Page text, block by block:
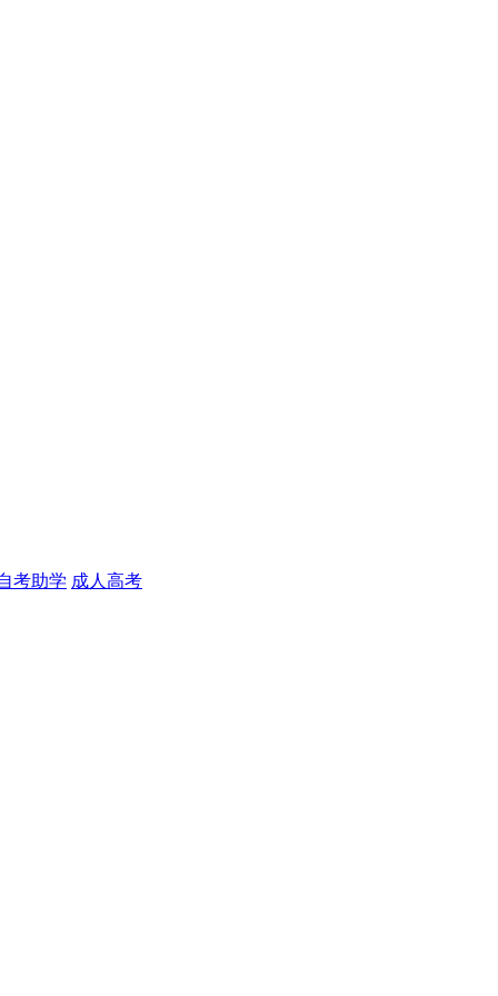
考助学 成人高考